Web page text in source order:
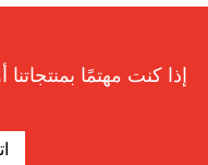
إذا كنت مهتمًا